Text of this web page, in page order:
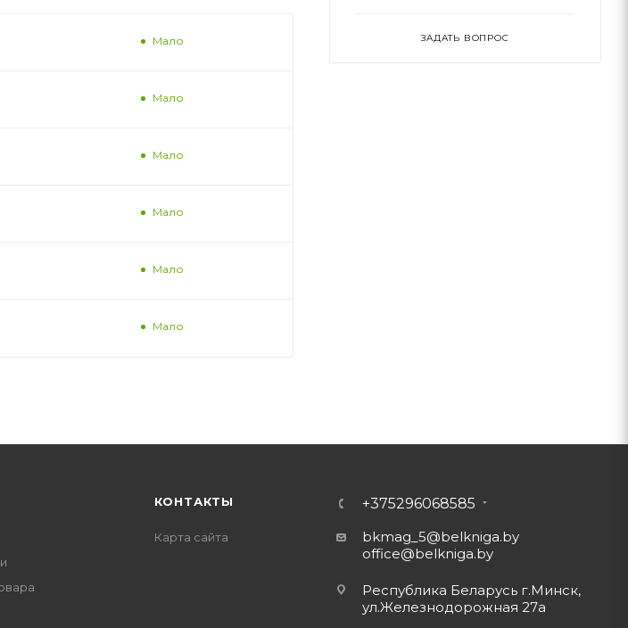
Мало
Мало
Мало
Мало
Мало
Мало
ЗАДАТЬ ВОПРОС
КОНТАКТЫ
Карта сайта
+375296068585
bkmag_5@belkniga.by
office@belkniga.by
Республика Беларусь г.Минск,
ул.Железнодорожная 27а